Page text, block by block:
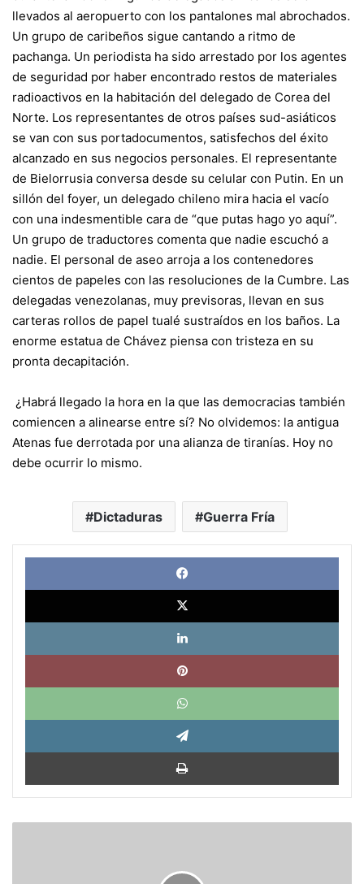
llevados al aeropuerto con los pantalones mal abrochados.
Un grupo de caribeños sigue cantando a ritmo de
pachanga. Un periodista ha sido arrestado por los agentes
de seguridad por haber encontrado restos de materiales
radioactivos en la habitación del delegado de Corea del
Norte. Los representantes de otros países sud-asiáticos
se van con sus portadocumentos, satisfechos del éxito
alcanzado en sus negocios personales. El representante
de Bielorrusia conversa desde su celular con Putin. En un
sillón del foyer, un delegado chileno mira hacia el vacío
con una indesmentible cara de “que putas hago yo aquí”.
Un grupo de traductores comenta que nadie escuchó a
nadie. El personal de aseo arroja a los contenedores
cientos de papeles con las resoluciones de la Cumbre. Las
delegadas venezolanas, muy previsoras, llevan en sus
carteras rollos de papel tualé sustraídos en los baños. La
enorme estatua de Chávez piensa con tristeza en su
pronta decapitación.
¿Habrá llegado la hora en la que las democracias también
comiencen a alinearse entre sí? No olvidemos: la antigua
Atenas fue derrotada por una alianza de tiranías. Hoy no
debe ocurrir lo mismo.
Dictaduras Guerra Fría
X